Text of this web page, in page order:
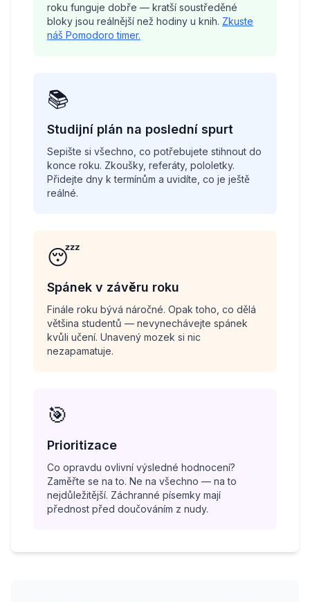
roku funguje dobře — kratší soustředěné
bloky jsou reálnější než hodiny u knih. Zkuste
náš Pomodoro timer.
📚
Studijní plán na poslední spurt
Sepište si všechno, co potřebujete stihnout do
konce roku. Zkoušky, referáty, pololetky.
Přidejte dny k termínům a uvidíte, co je ještě
reálné.
😴
Spánek v závěru roku
Finále roku bývá náročné. Opak toho, co dělá
většina studentů — nevynechávejte spánek
kvůli učení. Unavený mozek si nic
nezapamatuje.
🎯
Prioritizace
Co opravdu ovlivní výsledné hodnocení?
Zaměřte se na to. Ne na všechno — na to
nejdůležitější. Záchranné písemky mají
přednost před doučováním z nudy.